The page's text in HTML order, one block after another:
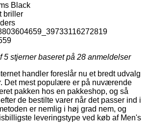
Black
briller
5 stjerner baseret på 28 anmeldelser
handler foreslår nu et bredt udvalg
Det mest populære er på nuværende
pakken hos en pakkeshop, og så
de bestilte varer når det passer ind i
er nemlig i høj grad nem, og
leveringstype ved køb af Men's